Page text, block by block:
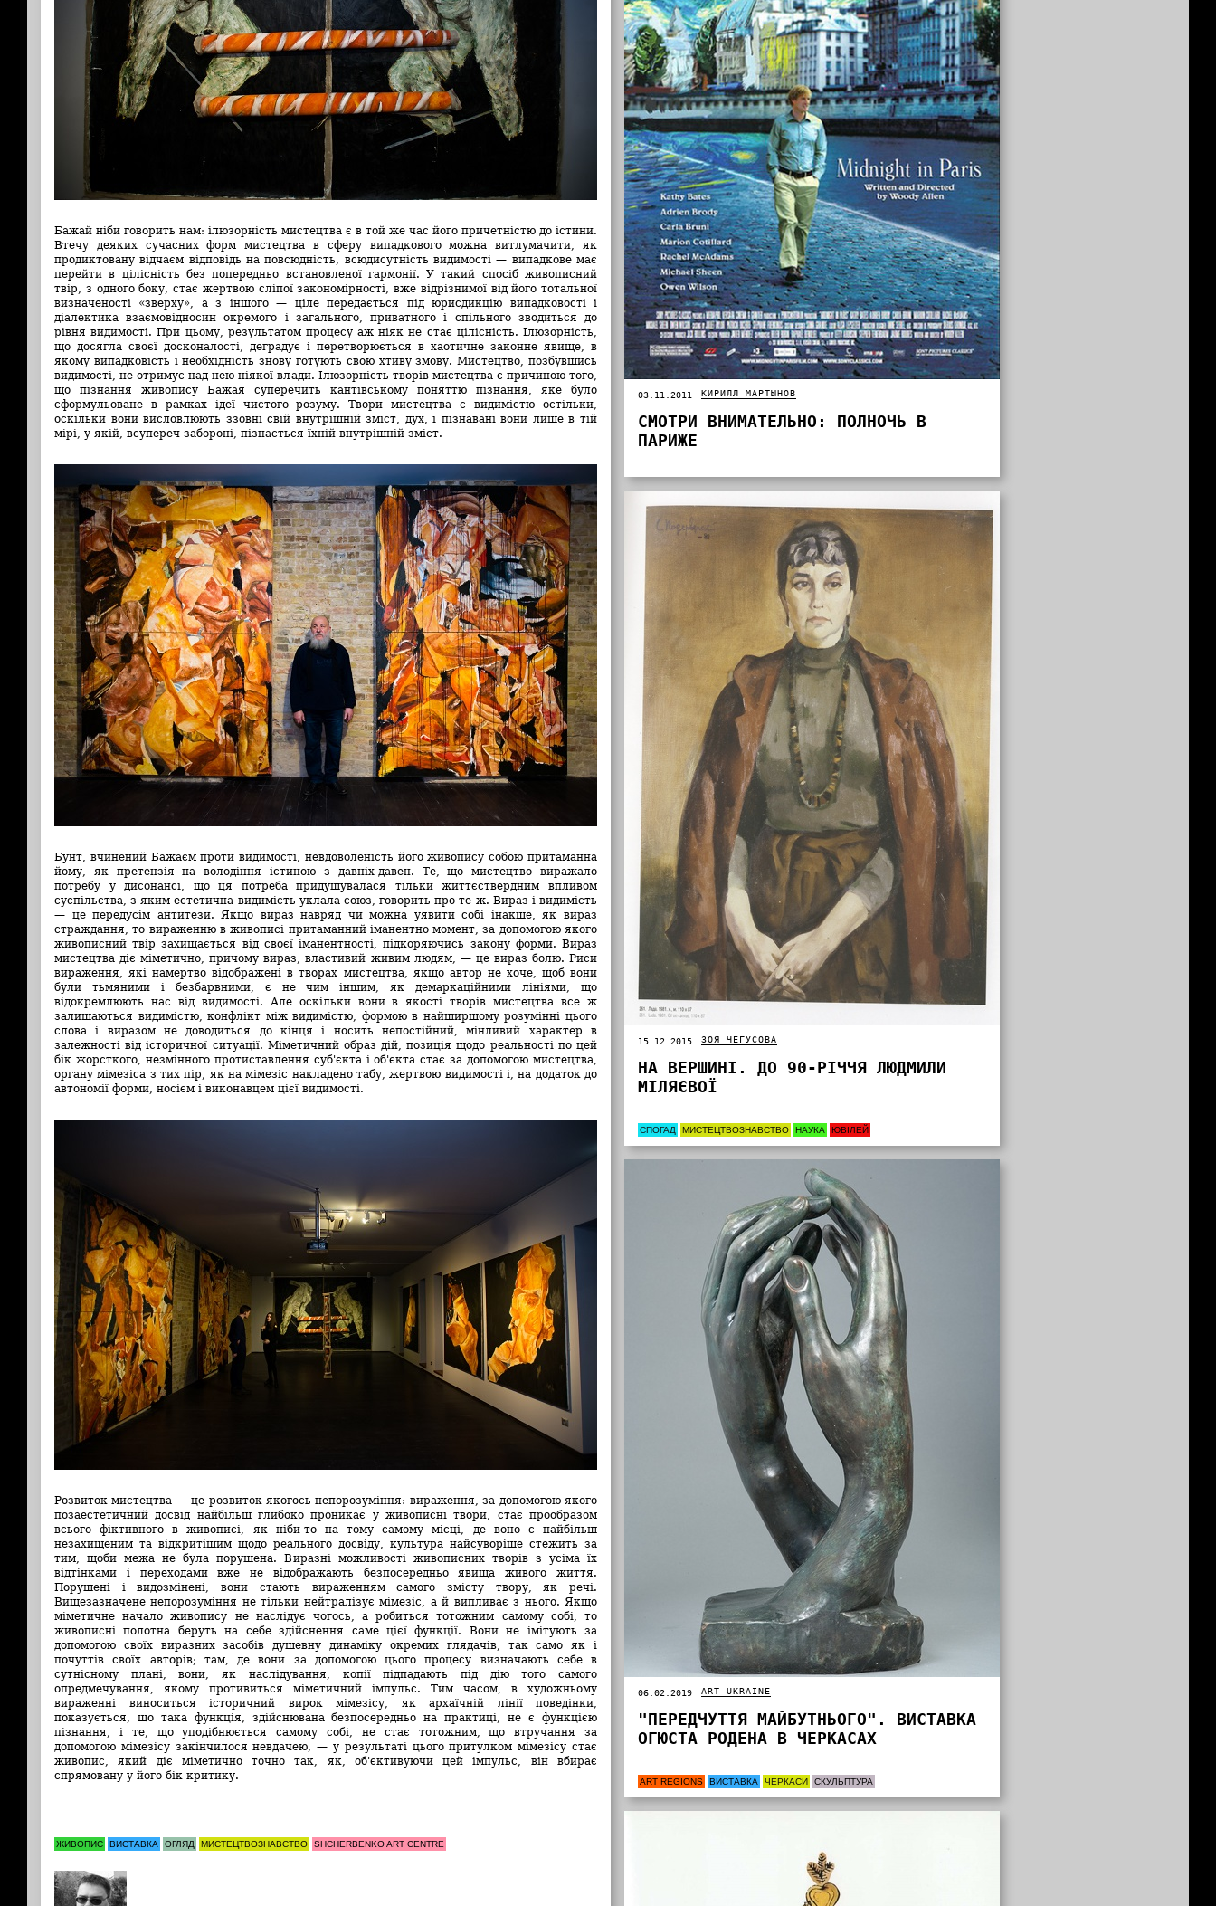
Бажай ніби говорить нам: ілюзорність мистецтва є в той же час його причетністю до істини.
Втечу деяких сучасних форм мистецтва в сферу випадкового можна витлумачити, як
продиктовану відчаєм відповідь на повсюдність, всюдисутність видимості — випадкове має
перейти в цілісність без попередньо встановленої гармонії. У такий спосіб живописний
твір, з одного боку, стає жертвою сліпої закономірності, вже відрізнимої від його тотальної
визначеності «зверху», а з іншого — ціле передається під юрисдикцію випадковості і
діалектика взаємовідносин окремого і загального, приватного і спільного зводиться до
рівня видимості. При цьому, результатом процесу аж ніяк не стає цілісність. Ілюзорність,
що досягла своєї досконалості, деградує і перетворюється в хаотичне законне явище, в
якому випадковість і необхідність знову готують свою хтиву змову. Мистецтво, позбувшись
видимості, не отримує над нею ніякої влади. Ілюзорність творів мистецтва є причиною того,
що пізнання живопису Бажая суперечить кантівському поняттю пізнання, яке було
сформульоване в рамках ідеї чистого розуму. Твори мистецтва є видимістю остільки,
оскільки вони висловлюють ззовні свій внутрішній зміст, дух, і пізнавані вони лише в тій
мірі, у якій, всупереч забороні, пізнається їхній внутрішній зміст.
Бунт, вчинений Бажаєм проти видимості, невдоволеність його живопису собою притаманна
йому, як претензія на володіння істиною з давніх-давен. Те, що мистецтво виражало
потребу у дисонансі, що ця потреба придушувалася тільки життєствердним впливом
суспільства, з яким естетична видимість уклала союз, говорить про те ж. Вираз і видимість
— це передусім антитези. Якщо вираз навряд чи можна уявити собі інакше, як вираз
страждання, то вираженню в живописі притаманний іманентно момент, за допомогою якого
живописний твір захищається від своєї іманентності, підкоряючись закону форми. Вираз
мистецтва діє міметично, причому вираз, властивий живим людям, — це вираз болю. Риси
вираження, які намертво відображені в творах мистецтва, якщо автор не хоче, щоб вони
були тьмяними і безбарвними, є не чим іншим, як демаркаційними лініями, що
відокремлюють нас від видимості. Але оскільки вони в якості творів мистецтва все ж
залишаються видимістю, конфлікт між видимістю, формою в найширшому розумінні цього
слова і виразом не доводиться до кінця і носить непостійний, мінливий характер в
залежності від історичної ситуації. Міметичний образ дій, позиція щодо реальності по цей
бік жорсткого, незмінного протиставлення суб'єкта і об'єкта стає за допомогою мистецтва,
органу мімезіса з тих пір, як на мімезіс накладено табу, жертвою видимості і, на додаток до
автономії форми, носієм і виконавцем цієї видимості.
Розвиток мистецтва —це розвиток якогось непорозуміння: вираження, за ​​допомогою якого
позаестетичний досвід найбільш глибоко проникає у живописні твори, стає прообразом
всього фіктивного в живописі, як ніби-то на тому самому місці, де воно є найбільш
незахищеним та відкритішим щодо реального досвіду, культура найсуворіше стежить за
тим, щоби межа не була порушена. Виразні можливості живописних творів з усіма їх
відтінками і переходами вже не відображають безпосередньо явища живого життя.
Порушені і видозмінені, вони стають вираженням самого змісту твору, як речі.
Вищезазначене непорозуміння не тільки нейтралізує мімезіс, а й випливає з нього. Якщо
міметичне начало живопису не наслідує чогось, а робиться тотожним самому собі, то
живописні полотна беруть на себе здійснення саме цієї функції. Вони не імітують за
допомогою своїх виразних засобів душевну динаміку окремих глядачів, так само як і
почуттів своїх авторів; там, де вони за допомогою цього процесу визначають себе в
сутнісному плані, вони, як наслідування, копії підпадають під дію того самого
опредмечування, якому противиться міметичний імпульс. Тим часом, в художньому
вираженні виноситься історичний вирок мімезісу, як архаїчній лінії поведінки,
показується, що така функція, здійснювана безпосередньо на практиці, не є функцією
пізнання, і те, що уподібнюється самому собі, не стає тотожним, що втручання за
допомогою мімезісу закінчилося невдачею, — у результаті цього притулком мімезісу стає
живопис, який діє міметично точно так, як, об'єктивуючи цей імпульс, він вбирає
спрямовану у його бік критику.
ЖИВОПИС ВИСТАВКА ОГЛЯД МИСТЕЦТВОЗНАВСТВО SHCHERBENKO ART CENTRE
03.11.2011 КИРИЛЛ МАРТЫНОВ
СМОТРИ ВНИМАТЕЛЬНО: ПОЛНОЧЬ В
ПАРИЖЕ
15.12.2015 ЗОЯ ЧЕГУСОВА
НА ВЕРШИНІ. ДО 90-РІЧЧЯ ЛЮДМИЛИ
МІЛЯЄВОЇ
СПОГАД МИСТЕЦТВОЗНАВСТВО НАУКА ЮВІЛЕЙ
06.02.2019 ART UKRAINE
"ПЕРЕДЧУТТЯ МАЙБУТНЬОГО". ВИСТАВКА
ОГЮСТА РОДЕНА В ЧЕРКАСАХ
ART REGIONS ВИСТАВКА ЧЕРКАСИ СКУЛЬПТУРА